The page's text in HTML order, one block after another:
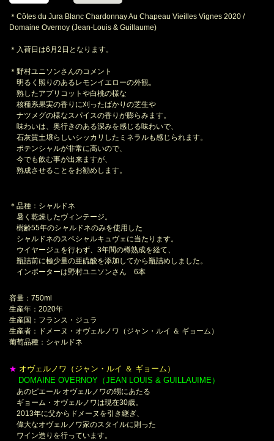
＊Côtes du Jura Blanc Chardonnay Au Chapeau Vieilles Vignes 2020 /
Domaine Overnoy (Jean-Louis & Guillaume)
＊入荷日は6月2日となります。
＊野村ユニソンさんのコメント
明るく照りのあるレモンイエローの外観。
熟したアプリコットや白桃の様な
核種系果実の香りに刈ったばかりの芝生や
ナツメグの様なスパイスの香りが膨らみます。
味わいは、奥行きのある深みを感じる味わいで、
石灰質土壌らしいシッカリしたミネラルも感じられます。
ポテンシャルが非常に高いので、
今でも飲む事が出来ますが、
熟成させることをお勧めします。
＊品種：シャルドネ
暑く乾燥したヴィンテージ。
樹齢55年のシャルドネのみを使用した
シャルドネのスペシャルキュヴェに当たります。
ウイヤージュを行わず、3年間の樽熟成を経て、
瓶詰前に極少量の亜硫酸を添加してから瓶詰めしました。
インポーターは野村ユニソンさん 6本
容量：750ml
生産年：2020年
生産国：フランス・ジュラ
生産者：ドメーヌ・オヴェルノワ（ジャン・ルイ ＆ ギョーム）
葡萄品種：シャルドネ
★ オヴェルノワ（ジャン・ルイ ＆ ギョーム）
DOMAINE OVERNOY（JEAN LOUIS & GUILLAUIME）
あのピエール オヴェルノワの甥にあたる
ギョーム・オヴェルノワは現在30歳。
2013年に父からドメーヌを引き継ぎ、
偉大なオヴェルノワ家のスタイルに則った
ワイン造りを行っています。